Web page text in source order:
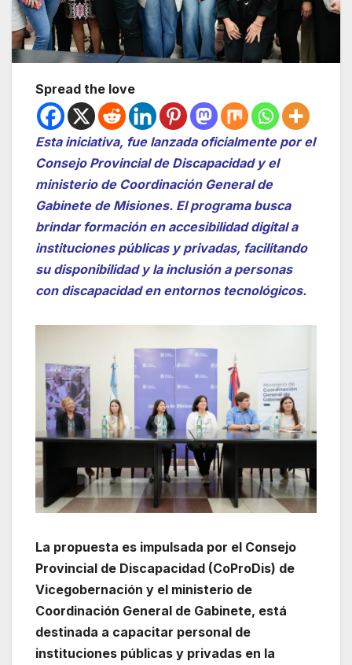
Spread the love
Esta iniciativa, fue lanzada oficialmente por el
Consejo Provincial de Discapacidad y el
ministerio de Coordinación General de
Gabinete de Misiones. El programa busca
brindar formación en accesibilidad digital a
instituciones públicas y privadas, facilitando
su disponibilidad y la inclusión a personas
con discapacidad en entornos tecnológicos.
La propuesta es impulsada por el Consejo
Provincial de Discapacidad (CoProDis) de
Vicegobernación y el ministerio de
Coordinación General de Gabinete, está
destinada a capacitar personal de
instituciones públicas y privadas en la